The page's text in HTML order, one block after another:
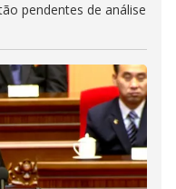
pendentes de análise